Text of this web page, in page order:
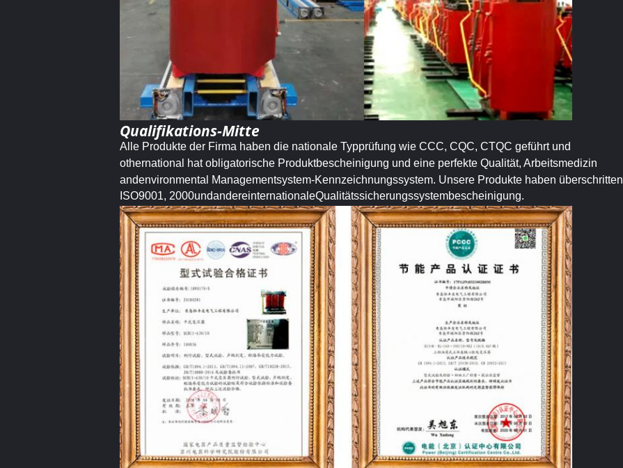
Qualifikations-Mitte
Alle Produkte der Firma haben die nationale Typprüfung wie CCC, CQC, CTQC geführt und
othernational hat obligatorische Produktbescheinigung und eine perfekte Qualität, Arbeitsmedizin
andenvironmental Managementsystem-Kennzeichnungssystem. Unsere Produkte haben überschritten
ISO9001, 2000undandereinternationaleQualitätssicherungssystembescheinigung.